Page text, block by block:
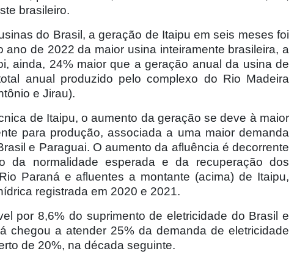
brasileiro.
do Brasil, a geração de Itaipu em seis meses foi
de 2022 da maior usina inteiramente brasileira, a
ainda, 24% maior que a geração anual da usina de
anual produzido pelo complexo do Rio Madeira
e Jirau).
de Itaipu, o aumento da geração se deve à maior
para produção, associada a uma maior demanda
e Paraguai. O aumento da afluência é decorrente
da normalidade esperada e da recuperação dos
Paraná e afluentes a montante (acima) de Itaipu,
registrada em 2020 e 2021.
por 8,6% do suprimento de eletricidade do Brasil e
chegou a atender 25% da demanda de eletricidade
de 20%, na década seguinte.